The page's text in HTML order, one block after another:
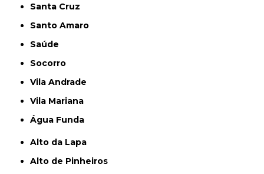
Santa Cruz
Santo Amaro
Saúde
Socorro
Vila Andrade
Vila Mariana
Água Funda
Alto da Lapa
Alto de Pinheiros